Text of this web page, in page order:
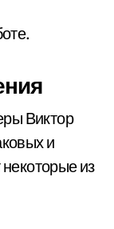
Виктор
и
из